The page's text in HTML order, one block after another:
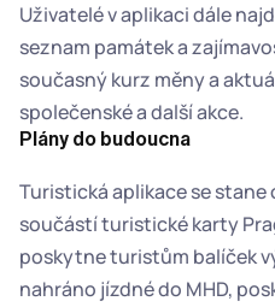
Uživatelé v aplikaci dále
seznam památek a
současný kurz měny a
společenské a další akce.
Plány do budoucna
Turistická aplikace se
součástí turistické karty
poskytne turistům balíček
nahráno jízdné do MHD,